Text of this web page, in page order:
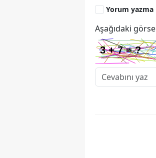
Yorum yazma
Aşağıdaki